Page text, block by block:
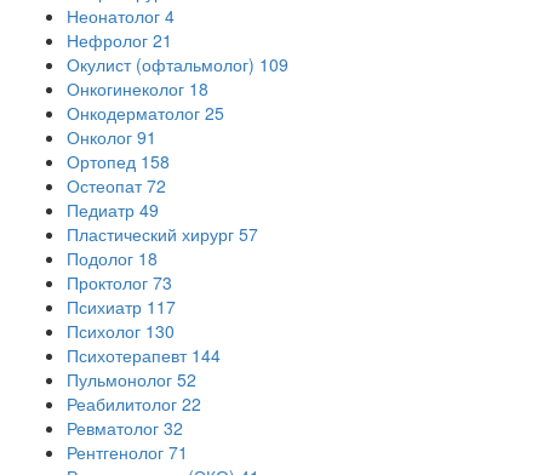
Неонатолог 4
Нефролог 21
Окулист (офтальмолог) 109
Онкогинеколог 18
Онкодерматолог 25
Онколог 91
Ортопед 158
Остеопат 72
Педиатр 49
Пластический хирург 57
Подолог 18
Проктолог 73
Психиатр 117
Психолог 130
Психотерапевт 144
Пульмонолог 52
Реабилитолог 22
Ревматолог 32
Рентгенолог 71